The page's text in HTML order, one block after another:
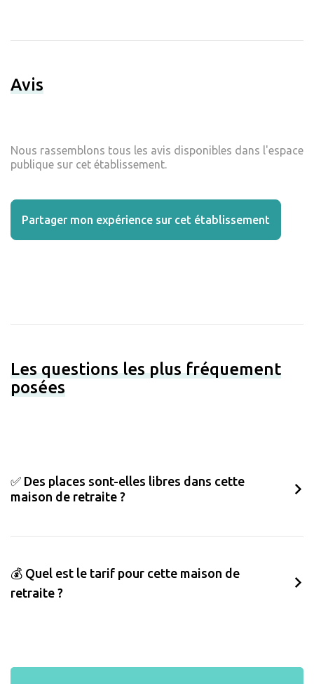
Avis
Nous rassemblons tous les avis disponibles dans l'espace
publique sur cet établissement.
Partager mon expérience sur cet établissement
Les questions les plus fréquement
posées
✅ Des places sont-elles libres dans cette
maison de retraite ?
💰 Quel est le tarif pour cette maison de
retraite ?